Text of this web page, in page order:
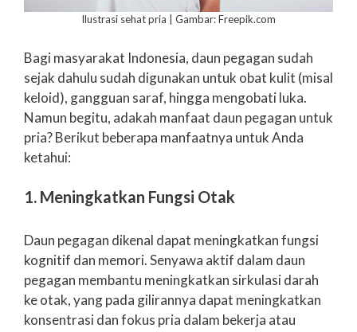
Ilustrasi sehat pria | Gambar: Freepik.com
Bagi masyarakat Indonesia, daun pegagan sudah
sejak dahulu sudah digunakan untuk obat kulit (misal
keloid), gangguan saraf, hingga mengobati luka.
Namun begitu, adakah manfaat daun pegagan untuk
pria? Berikut beberapa manfaatnya untuk Anda
ketahui:
1. Meningkatkan Fungsi Otak
Daun pegagan dikenal dapat meningkatkan fungsi
kognitif dan memori. Senyawa aktif dalam daun
pegagan membantu meningkatkan sirkulasi darah
ke otak, yang pada gilirannya dapat meningkatkan
konsentrasi dan fokus pria dalam bekerja atau